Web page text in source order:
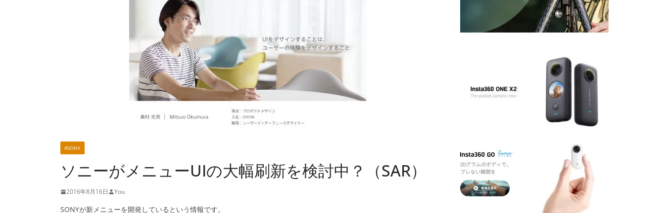
#SONY
ソニーがメニューUIの大幅刷新を検討中？（SAR）
2016年8月16日 You
SONYが新メニューを開発しているという情報です。